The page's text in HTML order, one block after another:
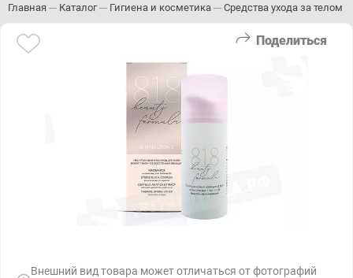
Главная Каталог Гигиена и косметика Средства ухода за телом
Поделиться
Внешний вид товара может отличаться от фотографий